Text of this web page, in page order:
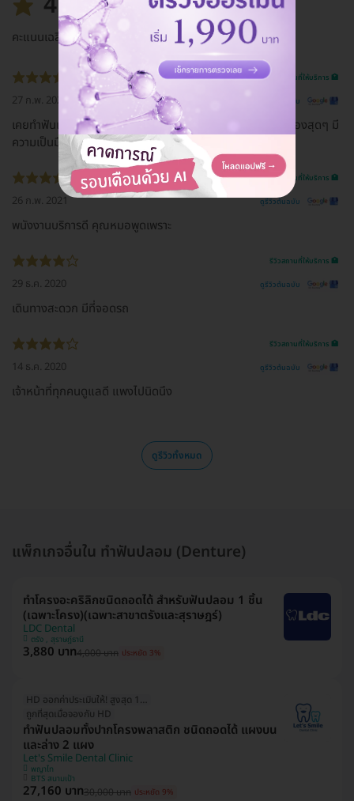
คะแนนเฉลี่ย
รีวิวสถานที่ให้บริการ 🏥
27 ก.พ. 2021 ดูรีวิวต้นฉบับ
เคยทำฟันแบรนด์นี้สมัยเด็กๆ หมอใจดีมากกกกก น่ารักเป็นกันเองสุดๆ มี
ความเป็นมืออาชีพ โตขึ้นมาอยากเจอหมอ เพื่อขอบคุณ 555
รีวิวสถานที่ให้บริการ 🏥
26 ก.พ. 2021 ดูรีวิวต้นฉบับ
พนังงานบริการดี คุณหมอพูดเพราะ
รีวิวสถานที่ให้บริการ 🏥
29 ธ.ค. 2020 ดูรีวิวต้นฉบับ
เดินทางสะดวก มีที่จอดรถ
รีวิวสถานที่ให้บริการ 🏥
14 ธ.ค. 2020 ดูรีวิวต้นฉบับ
เจ้าหน้าที่ทุกคนดูแลดี แพงไปนิดนึง
ดูรีวิวทั้งหมด
แพ็กเกจอื่นใน ทำฟันปลอม (Denture)
ทำโครงอะคริลิกชนิดถอดได้ สำหรับฟันปลอม 1 ชิ้น
(เฉพาะโครง)(เฉพาะสาขาตรังและสุราษฎร์)
LDC Dental
ตรัง , สุราษฎ์ธานี
3,880 บาท4,000 บาท ประหยัด 3%
HD ออกค่าประเมินให้! สูงสุด 1500 บ.
ถูกที่สุดเมื่อจองกับ HD
ทำฟันปลอมทั้งปากโครงพลาสติก ชนิดถอดได้ แผงบน
และล่าง 2 แผง
Let's Smile Dental Clinic
พญาไท
BTS สนามเป้า
27,160 บาท30,000 บาท ประหยัด 9%